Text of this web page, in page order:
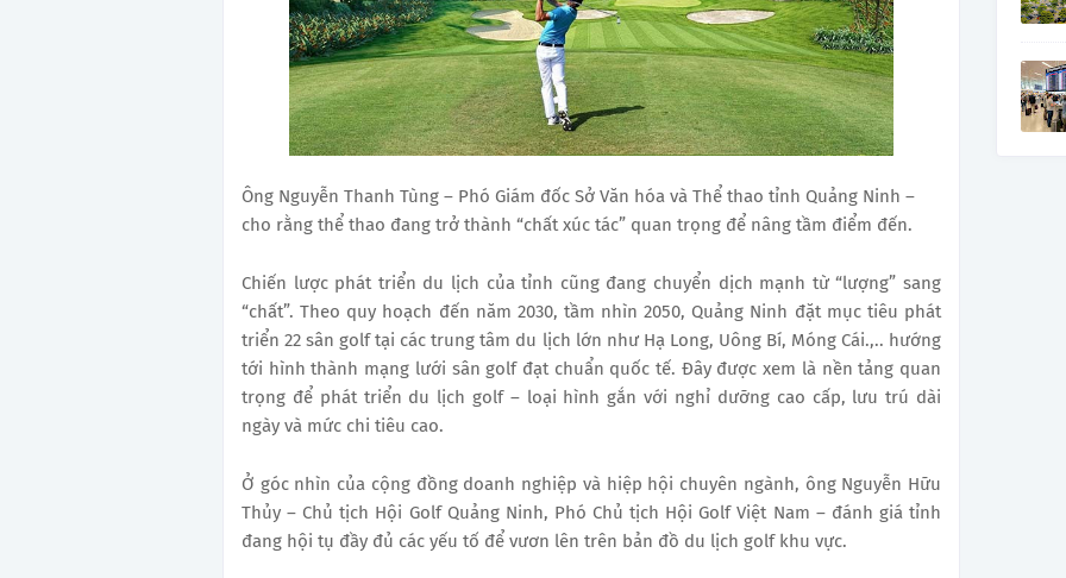
Ông Nguyễn Thanh Tùng – Phó Giám đốc Sở Văn hóa và Thể thao tỉnh Quảng Ninh –
cho rằng thể thao đang trở thành “chất xúc tác” quan trọng để nâng tầm điểm đến.
Chiến lược phát triển du lịch của tỉnh cũng đang chuyển dịch mạnh từ “lượng” sang
“chất”. Theo quy hoạch đến năm 2030, tầm nhìn 2050, Quảng Ninh đặt mục tiêu phát
triển 22 sân golf tại các trung tâm du lịch lớn như Hạ Long, Uông Bí, Móng Cái.,.. hướng
tới hình thành mạng lưới sân golf đạt chuẩn quốc tế. Đây được xem là nền tảng quan
trọng để phát triển du lịch golf – loại hình gắn với nghỉ dưỡng cao cấp, lưu trú dài
ngày và mức chi tiêu cao.
Ở góc nhìn của cộng đồng doanh nghiệp và hiệp hội chuyên ngành, ông Nguyễn Hữu
Thủy – Chủ tịch Hội Golf Quảng Ninh, Phó Chủ tịch Hội Golf Việt Nam – đánh giá tỉnh
đang hội tụ đầy đủ các yếu tố để vươn lên trên bản đồ du lịch golf khu vực.